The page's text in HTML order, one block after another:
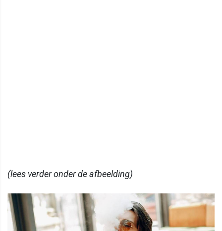
(lees verder onder de afbeelding)